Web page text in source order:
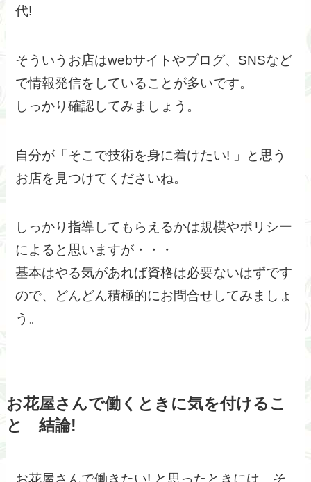
代!
そういうお店はwebサイトやブログ、SNSなど
で情報発信をしていることが多いです。
しっかり確認してみましょう。
自分が「そこで技術を身に着けたい! 」と思う
お店を見つけてくださいね。
しっかり指導してもらえるかは規模やポリシー
によると思いますが・・・
基本はやる気があれば資格は必要ないはずです
ので、どんどん積極的にお問合せしてみましょ
う。
お花屋さんで働くときに気を付けるこ
と 結論!
お花屋さんで働きたい! と思ったときには、そ